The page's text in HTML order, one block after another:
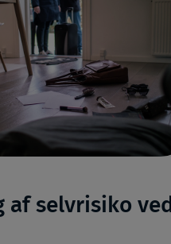
af selvrisiko ved